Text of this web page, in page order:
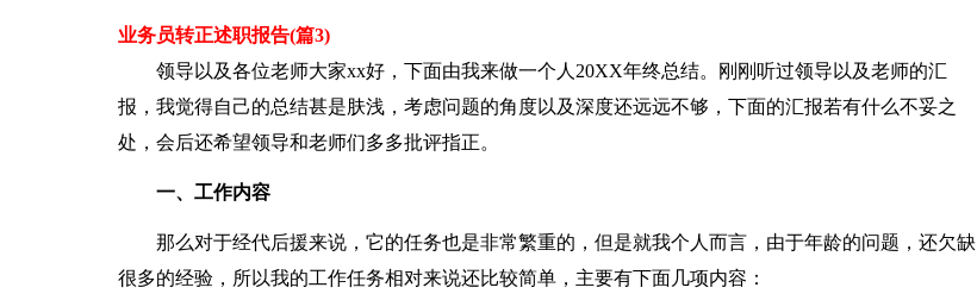
业务员转正述职报告(篇3)
领导以及各位老师大家xx好，下面由我来做一个人20XX年终总结。刚刚听过领导以及老师的汇
报，我觉得自己的总结甚是肤浅，考虑问题的角度以及深度还远远不够，下面的汇报若有什么不妥之
处，会后还希望领导和老师们多多批评指正。
一、工作内容
那么对于经代后援来说，它的任务也是非常繁重的，但是就我个人而言，由于年龄的问题，还欠缺
很多的经验，所以我的工作任务相对来说还比较简单，主要有下面几项内容：